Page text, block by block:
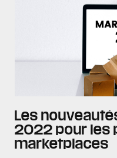
Les
2022 pour les
marketplaces